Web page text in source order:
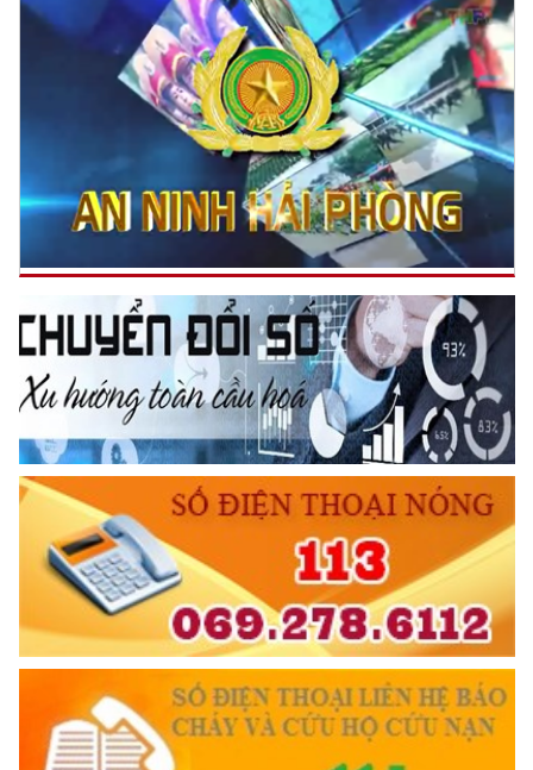
Trích thư Chủ tịch Hồ Chí Minh
gửi Công an Khu XII,
ngày 11 tháng 3 năm 1948.